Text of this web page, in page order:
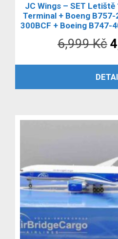
JC Wings – SET
Terminal + Boeng
300BCF + Boeing B747-
6,999Kč
PŘIDAT DO